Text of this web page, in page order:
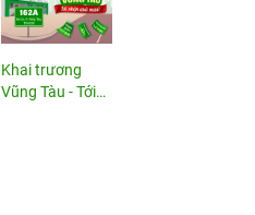
Khai trương
Vũng Tàu - Tới